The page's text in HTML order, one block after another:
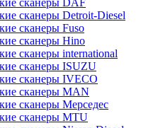
сканеры DAF
сканеры Detroit-Diesel
сканеры Fuso
сканеры Hino
сканеры international
сканеры ISUZU
сканеры IVECO
сканеры MAN
сканеры Мерседес
сканеры MTU